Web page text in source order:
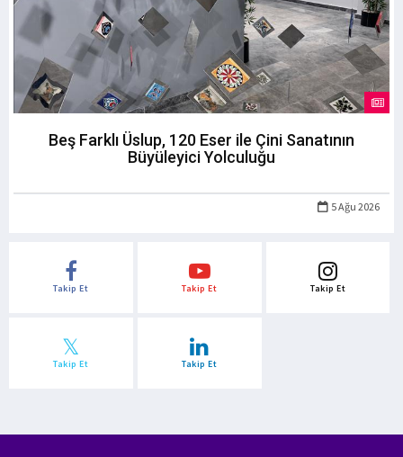
Beş Farklı Üslup, 120 Eser ile Çini Sanatının
Büyüleyici Yolculuğu
5 Ağu 2026
Takip Et Takip Et Takip Et
Takip Et Takip Et